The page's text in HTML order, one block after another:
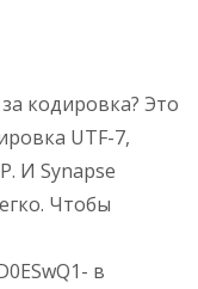
кодировка? Это
UTF-7,
И Synapse
Чтобы
в